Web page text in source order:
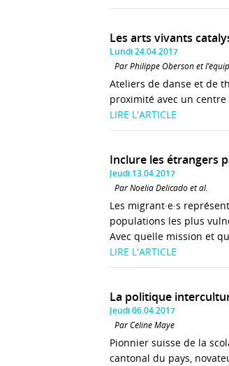
Les arts vivants
Lundi 24.04.2017
Par Philippe Oberson et
Ateliers de danse et de
proximité avec un
LIRE L'ARTICLE
Inclure les étrangers
Jeudi 13.04.2017
Par Noelia Delicado et al.
Les migrant·e·s
populations les plus
Avec quelle mission et
LIRE L'ARTICLE
La politique
Jeudi 06.04.2017
Par Céline Maye
Pionnier suisse de la
cantonal du pays,